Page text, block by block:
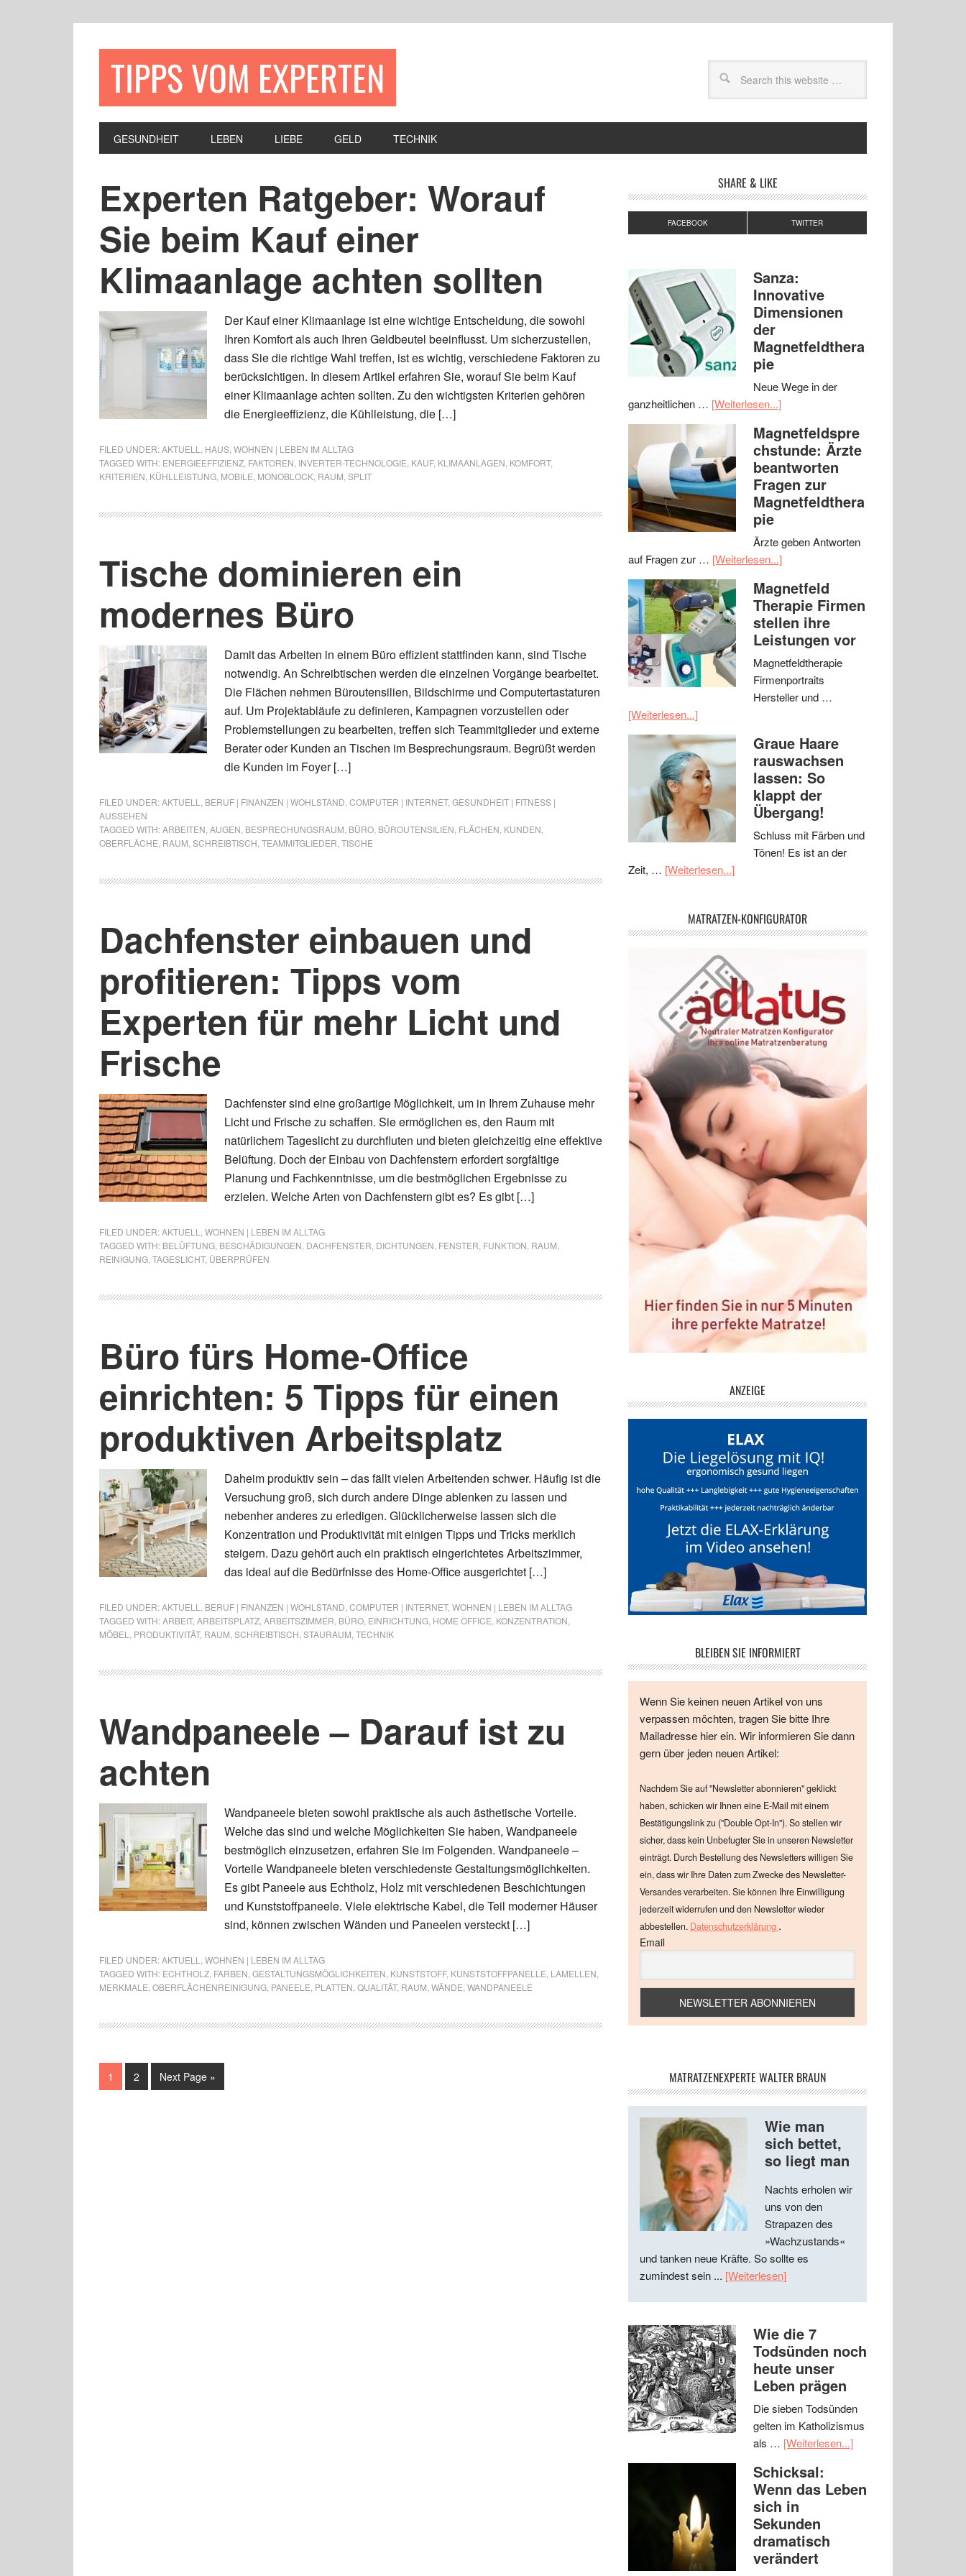
TIPPS VOM EXPERTEN
GESUNDHEIT LEBEN LIEBE GELD TECHNIK
Experten Ratgeber: Worauf
Sie beim Kauf einer
Klimaanlage achten sollten
Der Kauf einer Klimaanlage ist eine wichtige Entscheidung, die sowohl
Ihren Komfort als auch Ihren Geldbeutel beeinflusst. Um sicherzustellen,
dass Sie die richtige Wahl treffen, ist es wichtig, verschiedene Faktoren zu
berücksichtigen. In diesem Artikel erfahren Sie, worauf Sie beim Kauf
einer Klimaanlage achten sollten. Zu den wichtigsten Kriterien gehören
die Energieeffizienz, die Kühlleistung, die […]
FILED UNDER:AKTUELL HAUS WOHNEN | LEBEN IM ALLTAG
TAGGED WITH: ENERGIEEFFIZIENZ FAKTOREN INVERTER-TECHNOLOGIE KAUF, KLIMAANLAGEN KOMFORT,
KRITERIEN KÜHLLEISTUNG MOBILE MONOBLOCK RAUM SPLIT
Tische dominieren ein
modernes Büro
Damit das Arbeiten in einem Büro effizient stattfinden kann, sind Tische
notwendig. An Schreibtischen werden die einzelnen Vorgänge bearbeitet.
Die Flächen nehmen Büroutensilien, Bildschirme und Computertastaturen
auf. Um Projektabläufe zu definieren, Kampagnen vorzustellen oder
Problemstellungen zu bearbeiten, treffen sich Teammitglieder und externe
Berater oder Kunden an Tischen im Besprechungsraum. Begrüßt werden
die Kunden im Foyer […]
FILED UNDER:AKTUELL BERUF | FINANZEN | WOHLSTAND COMPUTER | INTERNET, GESUNDHEIT | FITNESS |
AUSSEHEN
TAGGED WITH:ARBEITEN AUGEN BESPRECHUNGSRAUM BÜRO BÜROUTENSILIEN FLÄCHEN KUNDEN
OBERFLÄCHE RAUM SCHREIBTISCH TEAMMITGLIEDER TISCHE
Dachfenster einbauen und
profitieren: Tipps vom
Experten für mehr Licht und
Frische
Dachfenster sind eine großartige Möglichkeit, um in Ihrem Zuhause mehr
Licht und Frische zu schaffen. Sie ermöglichen es, den Raum mit
natürlichem Tageslicht zu durchfluten und bieten gleichzeitig eine effektive
Belüftung. Doch der Einbau von Dachfenstern erfordert sorgfältige
Planung und Fachkenntnisse, um die bestmöglichen Ergebnisse zu
erzielen. Welche Arten von Dachfenstern gibt es? Es gibt […]
FILED UNDER:AKTUELL
WOHNEN | LEBEN IM ALLTAG
TAGGED WITH: BELÜFTUNG BESCHÄDIGUNGEN DACHFENSTER DICHTUNGEN FENSTER FUNKTION RAUM
REINIGUNG TAGESLICHT, ÜBERPRÜFEN
Büro fürs Home-Office
einrichten: 5 Tipps für einen
produktiven Arbeitsplatz
Daheim produktiv sein – das fällt vielen Arbeitenden schwer. Häufig ist die
Versuchung groß, sich durch andere Dinge ablenken zu lassen und
nebenher anderes zu erledigen. Glücklicherweise lassen sich die
Konzentration und Produktivität mit einigen Tipps und Tricks merklich
steigern. Dazu gehört auch ein praktisch eingerichtetes Arbeitszimmer,
das ideal auf die Bedürfnisse des Home-Office ausgerichtet […]
FILED UNDER:AKTUELL BERUF | FINANZEN | WOHLSTAND COMPUTER | INTERNET, WOHNEN | LEBEN IM ALLTAG
TAGGED WITH:ARBEIT, ARBEITSPLATZ ARBEITSZIMMER BÜRO EINRICHTUNG HOME OFFICE KONZENTRATION
MÖBEL
PRODUKTIVITÄT, RAUM SCHREIBTISCH STAURAUM TECHNIK
Wandpaneele – Darauf ist zu
achten
Wandpaneele bieten sowohl praktische als auch ästhetische Vorteile.
Welche das sind und welche Möglichkeiten Sie haben, Wandpaneele
bestmöglich einzusetzen, erfahren Sie im Folgenden. Wandpaneele –
Vorteile Wandpaneele bieten verschiedenste Gestaltungsmöglichkeiten.
Es gibt Paneele aus Echtholz, Holz mit verschiedenen Beschichtungen
und Kunststoffpaneele. Viele elektrische Kabel, die Teil moderner Häuser
sind, können zwischen Wänden und Paneelen versteckt […]
FILED UNDER:AKTUELL
WOHNEN | LEBEN IM ALLTAG
TAGGED WITH: ECHTHOLZ FARBEN GESTALTUNGSMÖGLICHKEITEN KUNSTSTOFF, KUNSTSTOFFPANELLE LAMELLEN
MERKMALE OBERFLÄCHENREINIGUNG PANEELE PLATTEN QUALITÄT, RAUM WÄNDE WANDPANEELE
1 2 Next Page »
SHARE & LIKE
FACEBOOK TWITTER
Sanza:
Innovative
Dimensionen
der
Magnetfeldthera
pie
Neue Wege in der
ganzheitlichen … [Weiterlesen...]
Magnetfeldspre
chstunde: Ärzte
beantworten
Fragen zur
Magnetfeldthera
pie
Ärzte geben Antworten
auf Fragen zur … [Weiterlesen...]
Magnetfeld
Therapie Firmen
stellen ihre
Leistungen vor
Magnetfeldtherapie
Firmenportraits
Hersteller und …
[Weiterlesen...]
Graue Haare
rauswachsen
lassen: So
klappt der
Übergang!
Schluss mit Färben und
Tönen! Es ist an der
Zeit, … [Weiterlesen...]
MATRATZEN-KONFIGURATOR
ANZEIGE
BLEIBEN SIE INFORMIERT
Wenn Sie keinen neuen Artikel von uns
verpassen möchten, tragen Sie bitte Ihre
Mailadresse hier ein. Wir informieren Sie dann
gern über jeden neuen Artikel:
Nachdem Sie auf "Newsletter abonnieren" geklickt
haben, schicken wir Ihnen eine E-Mail mit einem
Bestätigungslink zu ("Double Opt-In"). So stellen wir
sicher, dass kein Unbefugter Sie in unseren Newsletter
einträgt. Durch Bestellung des Newsletters willigen Sie
ein, dass wir Ihre Daten zum Zwecke des Newsletter-
Versandes verarbeiten. Sie können Ihre Einwilligung
jederzeit widerrufen und den Newsletter wieder
abbestellen. Datenschutzerklärung .
Email
MATRATZENEXPERTE WALTER BRAUN
Wie man
sich bettet,
so liegt man
Nachts erholen wir
uns von den
Strapazen des
»Wachzustands«
und tanken neue Kräfte. So sollte es
zumindest sein ... [Weiterlesen]
Wie die 7
Todsünden noch
heute unser
Leben prägen
Die sieben Todsünden
gelten im Katholizismus
als … [Weiterlesen...]
Schicksal:
Wenn das Leben
sich in
Sekunden
dramatisch
verändert